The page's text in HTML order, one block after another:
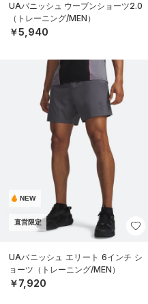
UAバニッシュ ウーブンショーツ2.0
（トレーニング/MEN）
￥5,940
NEW
直営限定
UAバニッシュ エリート 6インチ シ
ョーツ（トレーニング/MEN）
￥7,920